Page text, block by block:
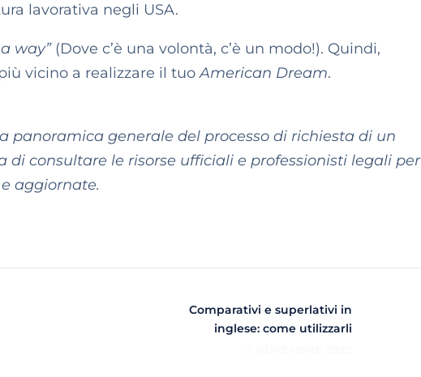
lavorativa negli USA.
way”(Dove c’è una volontà, c’è un modo!). Quindi,
vicino a realizzare il tuoAmerican Dream.
panoramica generale del processo di richiesta di un
di consultare le risorse ufficiali e professionisti legali per
aggiornate.
Comparativi e superlativi in
inglese: come utilizzarli